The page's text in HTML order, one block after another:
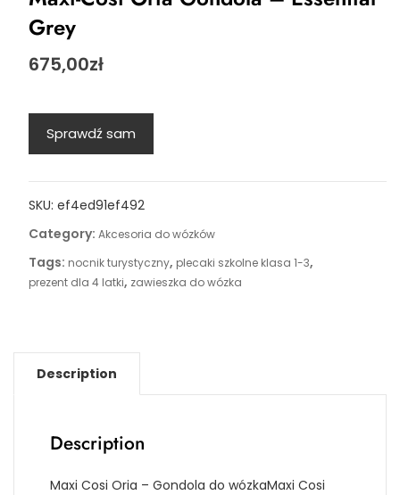
Grey
675,00zł
Sprawdź sam
SKU: ef4ed91ef492
Category: Akcesoria do wózków
Tags: nocnik turystyczny, plecaki szkolne klasa 1-3,
prezent dla 4 latki, zawieszka do wózka
Description
Description
Maxi Cosi Oria – Gondola do wózkaMaxi Cosi